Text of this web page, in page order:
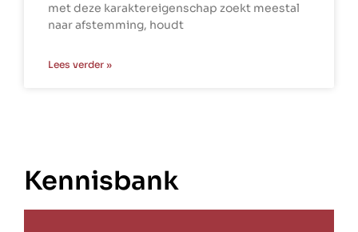
met deze karaktereigenschap zoekt meestal
naar afstemming, houdt
Lees verder »
Kennisbank